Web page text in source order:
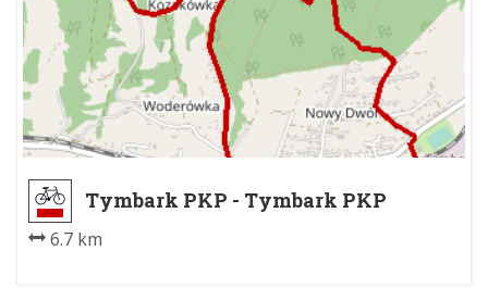
Tymbark PKP - Tymbark PKP
6.7 km